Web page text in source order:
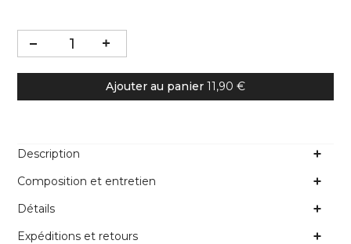
Ajouter au panier 11,90 €
Description
Composition et entretien
Détails
Expéditions et retours